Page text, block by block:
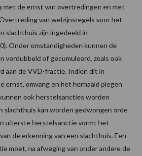
de ernst van overtredingen en met
van welzijnsregels voor het
slachthuis zijn ingedeeld in
Onder omstandigheden kunnen de
verdubbeld of gecumuleerd, zoals ook
aan de VVD-fractie. Indien dit in
ernst, omvang en het herhaald plegen
ook herstelsancties worden
slachthuis kan worden gedwongen orde
uiterste herstelsanctie vormt het
de erkenning van een slachthuis. Een
moet, na afweging van onder andere de